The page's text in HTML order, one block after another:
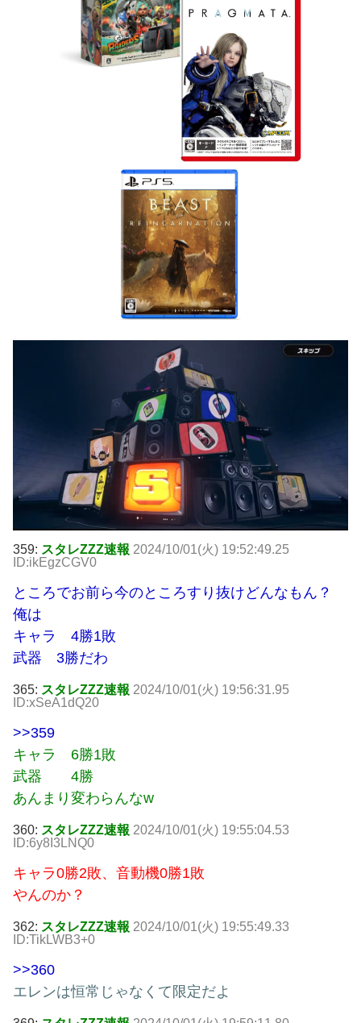
359: スタレZZZ速報 2024/10/01(火) 19:52:49.25
ID:ikEgzCGV0
ところでお前ら今のところすり抜けどんなもん？
俺は
キャラ 4勝1敗
武器 3勝だわ
365: スタレZZZ速報 2024/10/01(火) 19:56:31.95
ID:xSeA1dQ20
>>359
キャラ 6勝1敗
武器 4勝
あんまり変わらんなw
360: スタレZZZ速報 2024/10/01(火) 19:55:04.53
ID:6y8I3LNQ0
キャラ0勝2敗、音動機0勝1敗
やんのか？
362: スタレZZZ速報 2024/10/01(火) 19:55:49.33
ID:TikLWB3+0
>>360
エレンは恒常じゃなくて限定だよ